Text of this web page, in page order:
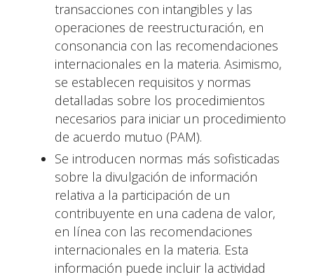
transacciones con intangibles y las
operaciones de reestructuración, en
consonancia con las recomendaciones
internacionales en la materia. Asimismo,
se establecen requisitos y normas
detalladas sobre los procedimientos
necesarios para iniciar un procedimiento
de acuerdo mutuo (PAM).
Se introducen normas más sofisticadas
sobre la divulgación de información
relativa a la participación de un
contribuyente en una cadena de valor,
en línea con las recomendaciones
internacionales en la materia. Esta
información puede incluir la actividad